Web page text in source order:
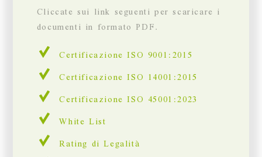
Cliccate sui link seguenti per scaricare i
documenti in formato PDF.
Certificazione ISO 9001:2015
Certificazione ISO 14001:2015
Certificazione ISO 45001:2023
White List
Rating di Legalità